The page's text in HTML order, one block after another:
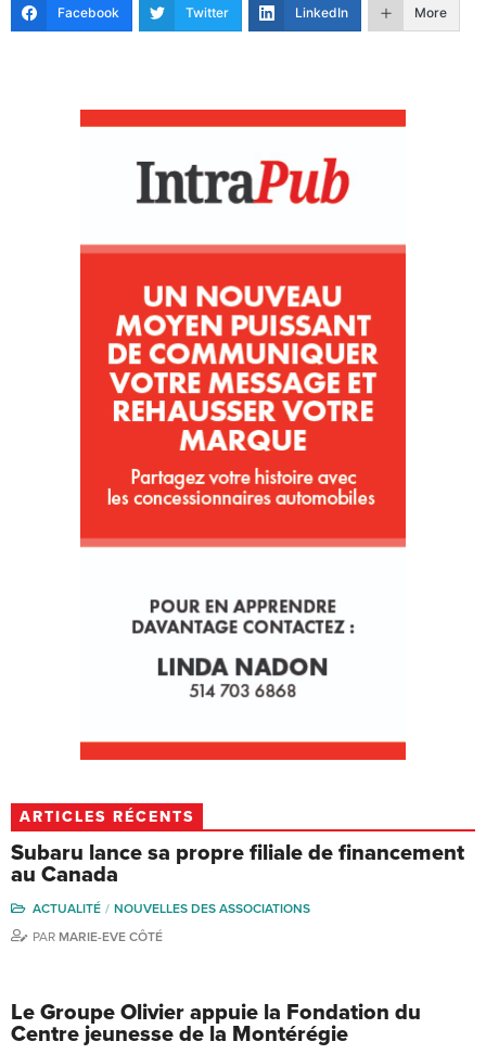
Facebook Twitter LinkedIn More
ARTICLES RÉCENTS
Subaru lance sa propre filiale de financement
au Canada
ACTUALITÉ
NOUVELLES DES ASSOCIATIONS
PAR MARIE-EVE CÔTÉ
Le Groupe Olivier appuie la Fondation du
Centre jeunesse de la Montérégie